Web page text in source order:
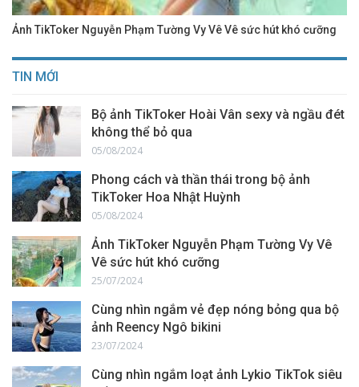
Ảnh TikToker Nguyễn Phạm Tường Vy Vê Vê sức hút khó cưỡng
TIN MỚI
Bộ ảnh TikToker Hoài Vân sexy và ngầu đét
không thể bỏ qua
05/08/2024
Phong cách và thần thái trong bộ ảnh
TikToker Hoa Nhật Huỳnh
05/08/2024
Ảnh TikToker Nguyễn Phạm Tường Vy Vê
Vê sức hút khó cưỡng
25/07/2024
Cùng nhìn ngắm vẻ đẹp nóng bỏng qua bộ
ảnh Reency Ngô bikini
23/07/2024
Cùng nhìn ngắm loạt ảnh Lykio TikTok siêu